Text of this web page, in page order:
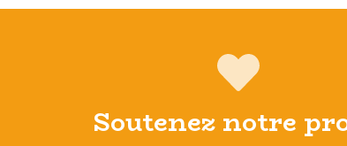
Soutenez notre